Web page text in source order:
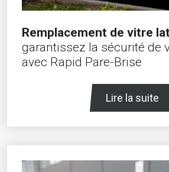
Remplacement de vitre
garantissez la sécurité de
avec Rapid Pare-Brise
Lire la suite